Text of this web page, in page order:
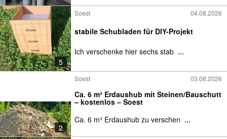
5
Soest 04.08.2026
stabile Schubladen für DIY-Projekt
Ich verschenke hier sechs stab ...
2
Soest 03.08.2026
Ca. 6 m³ Erdaushub mit Steinen/Bauschutt
– kostenlos – Soest
Ca. 6 m³ Erdaushub zu verschen ...